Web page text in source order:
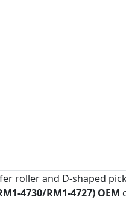
roller and D-shaped
4730/RM1-4727) OEM